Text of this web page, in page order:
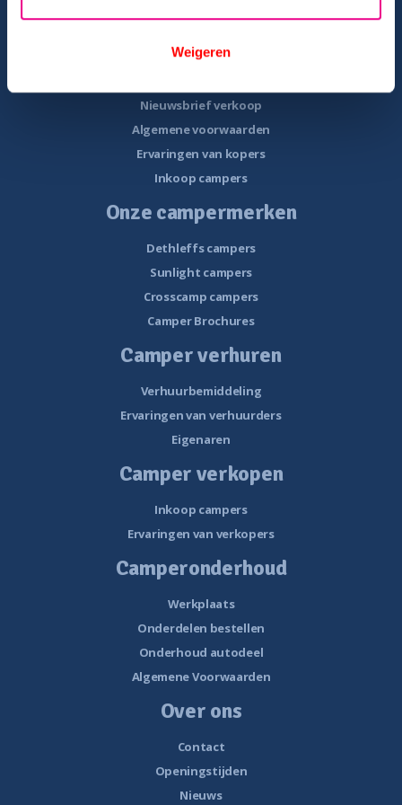
Weigeren
Gratis E-book – Tips camper kopen
Nieuwsbrief verkoop
Algemene voorwaarden
Ervaringen van kopers
Inkoop campers
Onze campermerken
Dethleffs campers
Sunlight campers
Crosscamp campers
Camper Brochures
Camper verhuren
Verhuurbemiddeling
Ervaringen van verhuurders
Eigenaren
Camper verkopen
Inkoop campers
Ervaringen van verkopers
Camperonderhoud
Werkplaats
Onderdelen bestellen
Onderhoud autodeel
Algemene Voorwaarden
Over ons
Contact
Openingstijden
Nieuws